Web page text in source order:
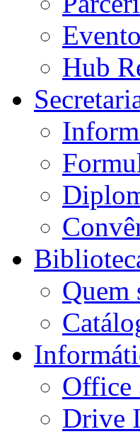
Hub
Quem
Office
Drive